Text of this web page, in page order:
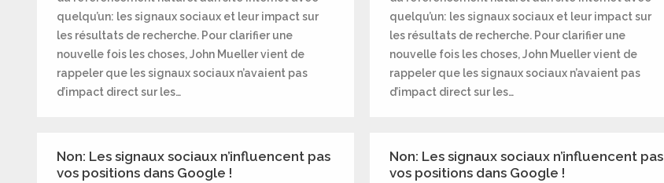
quelqu’un: les signaux sociaux et leur impact sur
les résultats de recherche. Pour clarifier une
nouvelle fois les choses, John Mueller vient de
rappeler que les signaux sociaux n’avaient pas
d’impact direct sur les…
quelqu’un: les signaux sociaux et leur impact sur
les résultats de recherche. Pour clarifier une
nouvelle fois les choses, John Mueller vient de
rappeler que les signaux sociaux n’avaient pas
d’impact direct sur les…
Non: Les signaux sociaux n’influencent pas
vos positions dans Google !
Non: Les signaux sociaux n’influencent pas
vos positions dans Google !